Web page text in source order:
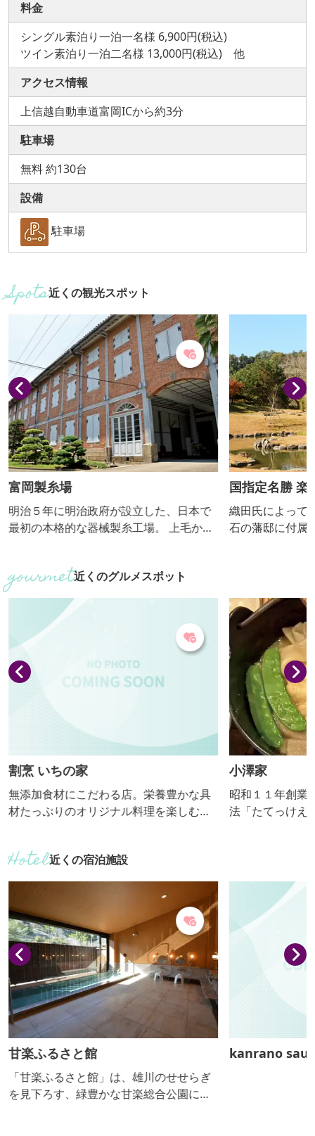
料金
シングル素泊り一泊一名様 6,900円(税込)
ツイン素泊り一泊二名様 13,000円(税込) 他
アクセス情報
上信越自動車道富岡ICから約3分
駐車場
無料 約130台
設備
駐車場
近くの観光スポット
富岡製糸場
明治５年に明治政府が設立した、日本で
最初の本格的な器械製糸工場。 上毛かる
築いた功績から、平成26年には世界文化
遺産に登録されました。 注目は、西洋の
建築技術を取り入れた木骨煉瓦造の建
物。 正門を入るとすぐ見える国宝「東置
繭所」は、ほぼ創業当時のままの姿で保
存されています。 ほかにも、６年に及ぶ
保存整備工事が完了した誕生し...
国指定名勝 楽
織田氏によって
石の藩邸に付属
近くのグルメスポット
割烹 いちの家
無添加食材にこだわる店。栄養豊かな具
材たっぷりのオリジナル料理を楽しむリ
小澤家
昭和１１年創業
法「たてっけえ
年】
近くの宿泊施設
甘楽ふるさと館
「甘楽ふるさと館」は、雄川のせせらぎ
を見下ろす、緑豊かな甘楽総合公園に隣
kanrano